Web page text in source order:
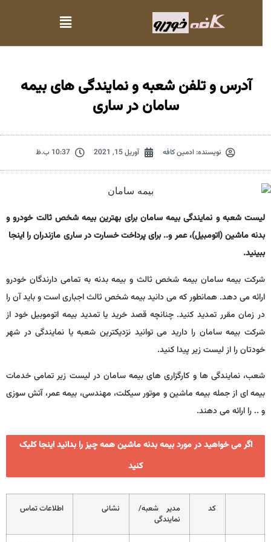
آدرس و تلفن شعبه و نمایندگی های بیمه
سامان در ساری
نویسنده:ادمین کافه آوریل 15, 2021 10:37 ب.ظ
لیست شعبه و نمایندگی بیمه سامان برای بهترین بیمه شخص ثالت خودرو و
بدنه ماشین (اتومبیل)، عمر و.. برای پرداخت خسارت در ساری مازندران را اینجا
ببینید.
شرکت بیمه سامان بیمه شخص ثالث و بیمه بدنه به تمامی دارندگان خودرو
ارائه می دهد. همانطور که می دانید بیمه شخص ثالث اجباری است و باید آن را
در زمان مقرر تمدید کنید. چنانچه قصد خرید یا تمدید بیمه اتوموبیل خود از
شرکت بیمه سامان را دارید می توانید نزدیکترین شعبه یا نمایندگی در شهر
خودتان را از لیست زیر پیدا کنید.
شعب، نمایندگی ها و کارگزاری های بیمه سامان در لیست زیر تمامی خدمات
بیمه ای از جمله بیمه ماشین و موتور سیکلت، مهندسی، بیمه عمر، آتش سوزی
و .. را ارائه می دهند.
اگر می خواهید در مورد بیمه بدنه ماشین همه چیز را بدانید اینجا کلیک
کنید
کد
مدیر شعبه/
نمایندگی
نشانی اطلاعات تماس